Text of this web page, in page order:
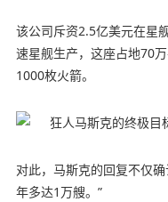
该公司斥资2.5亿美元在星
速星舰生产，这座占地70
1000枚火箭。
对此，马斯克的回复不仅
年多达1万艘。”